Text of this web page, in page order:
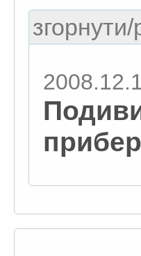
згорнути/